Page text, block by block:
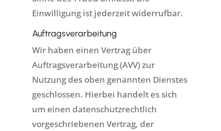
Einwilligung ist jederzeit widerrufbar.
Auftragsverarbeitung
Wir haben einen Vertrag über
Auftragsverarbeitung (AVV) zur
Nutzung des oben genannten Dienstes
geschlossen. Hierbei handelt es sich
um einen datenschutzrechtlich
vorgeschriebenen Vertrag, der